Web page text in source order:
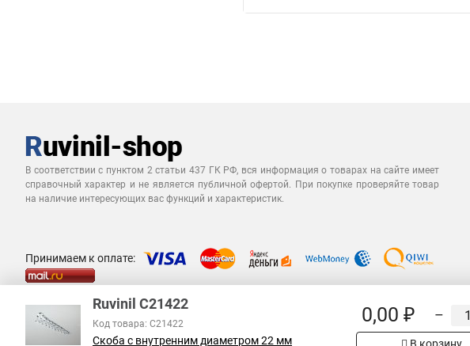
В соответствии с пунктом 2 статьи 437 ГК РФ, вся информация о товарах на сайте имеет
справочный характер и не является публичной офертой. При покупке проверяйте товар
на наличие интересующих вас функций и характеристик.
Принимаем к оплате:
Ruvinil С21422
Код товара: С21422
Скоба с внутренним диаметром 22 мм
0,00 ₽ –